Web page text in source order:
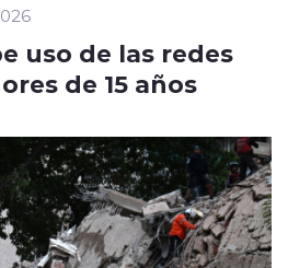
uso de las redes
de 15 años